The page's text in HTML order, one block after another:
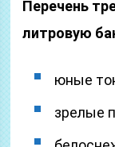
Перечень
литровую
юные
зрелые